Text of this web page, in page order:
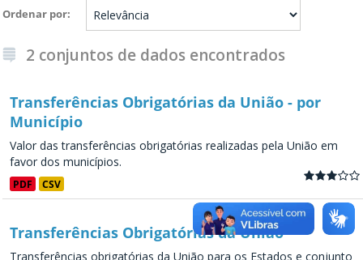
Ordenar por
2 conjuntos de dados encontrados
Transferências Obrigatórias da União - por
Município
Valor das transferências obrigatórias realizadas pela União em
favor dos municípios.
PDF CSV
Transferências Obrigatórias da União
Transferências obrigatórias da União para os Estados e conjunto